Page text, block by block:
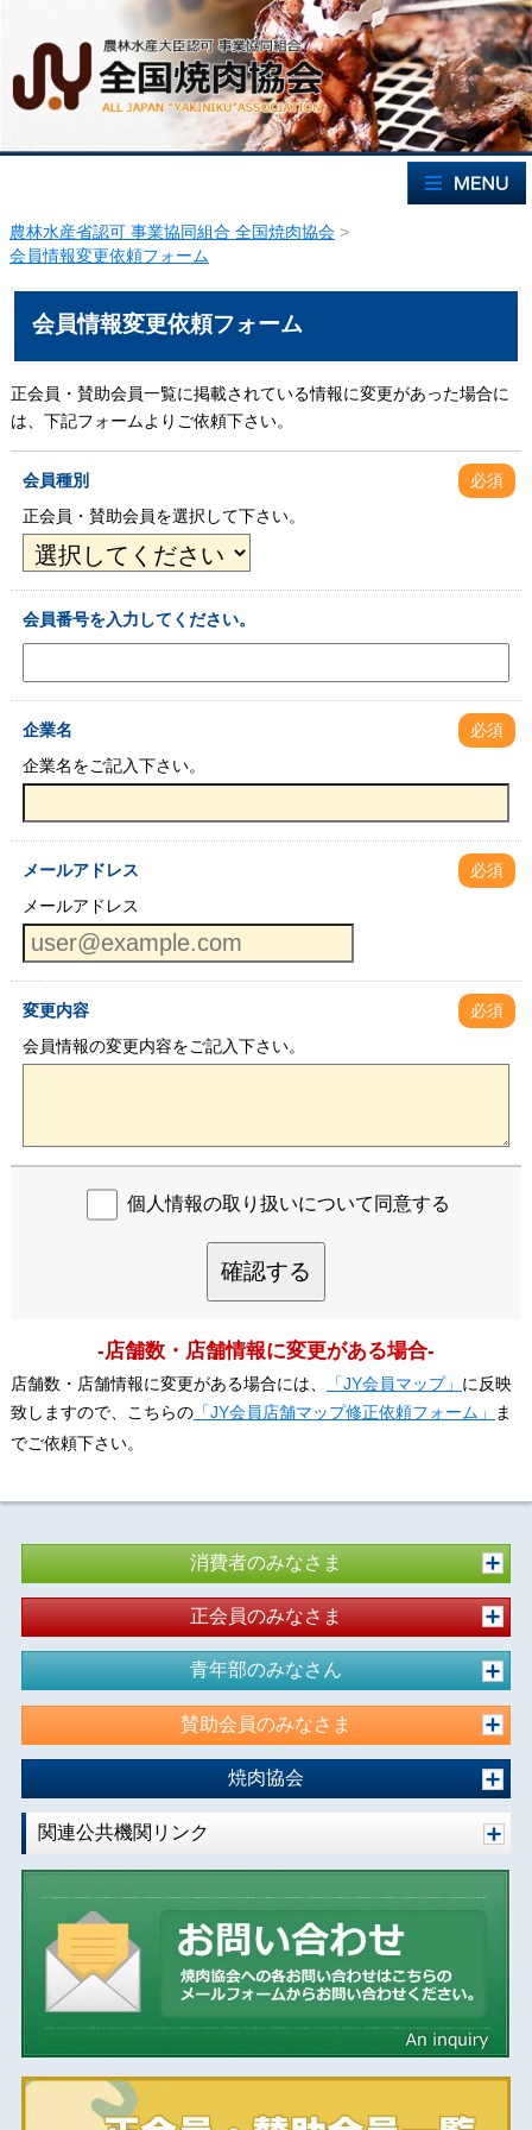
農林水産省認可 事業協同組合 全国焼肉協会 >
会員情報変更依頼フォーム
会員情報変更依頼フォーム
正会員・賛助会員一覧に掲載されている情報に変更があった場合に
は、下記フォームよりご依頼下さい。
会員種別
必須
正会員・賛助会員を選択して下さい。
会員番号を入力してください。
企業名
必須
企業名をご記入下さい。
メールアドレス
必須
メールアドレス
変更内容
必須
会員情報の変更内容をご記入下さい。
個人情報の取り扱いについて同意する
確認する
-店舗数・店舗情報に変更がある場合-
店舗数・店舗情報に変更がある場合には、 「JY会員マップ」 に反映
致しますので、こちらの「JY会員店舗マップ修正依頼フォーム」
ま
でご依頼下さい。
消費者のみなさま
正会員のみなさま
青年部のみなさん
賛助会員のみなさま
焼肉協会
関連公共機関リンク